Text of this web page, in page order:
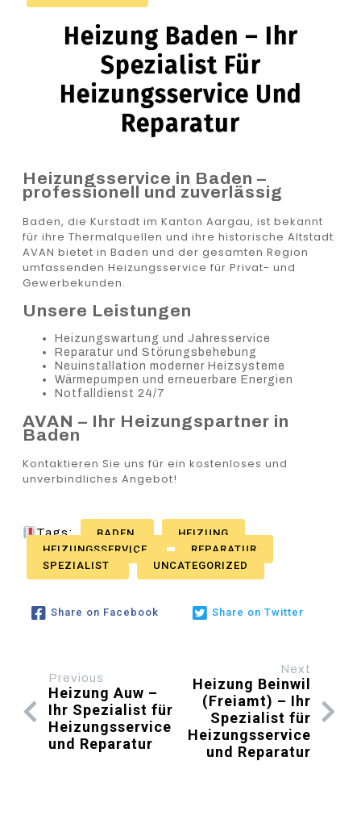
Heizung Baden – Ihr
Spezialist Für
Heizungsservice Und
Reparatur
Heizungsservice in Baden –
professionell und zuverlässig
Baden, die Kurstadt im Kanton Aargau, ist bekannt
für ihre Thermalquellen und ihre historische Altstadt.
AVAN bietet in Baden und der gesamten Region
umfassenden Heizungsservice für Privat- und
Gewerbekunden.
Unsere Leistungen
Heizungswartung und Jahresservice
Reparatur und Störungsbehebung
Neuinstallation moderner Heizsysteme
Wärmepumpen und erneuerbare Energien
Notfalldienst 24/7
AVAN – Ihr Heizungspartner in
Baden
Kontaktieren Sie uns für ein kostenloses und
unverbindliches Angebot!
Tags: BADEN
HEIZUNG
HEIZUNGSSERVICE
REPARATUR
SPEZIALIST
UNCATEGORIZED
Share on Facebook Share on Twitter
Previous
Heizung Auw –
Ihr Spezialist für
Heizungsservice
und Reparatur
Next
Heizung Beinwil
(Freiamt) – Ihr
Spezialist für
Heizungsservice
und Reparatur